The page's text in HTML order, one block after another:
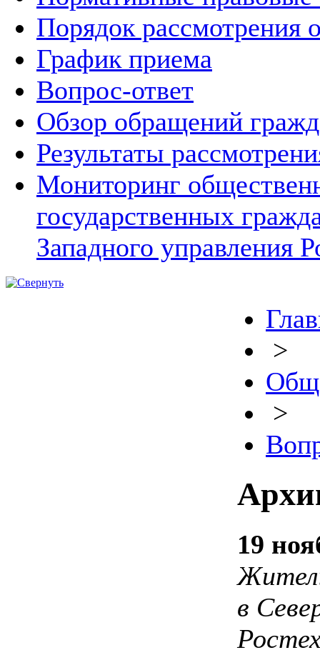
Порядок рассмотрения
График приема
Вопрос-ответ
Обзор обращений
Результаты
Мониторинг
государственных
Западного управления
>
>
19
в